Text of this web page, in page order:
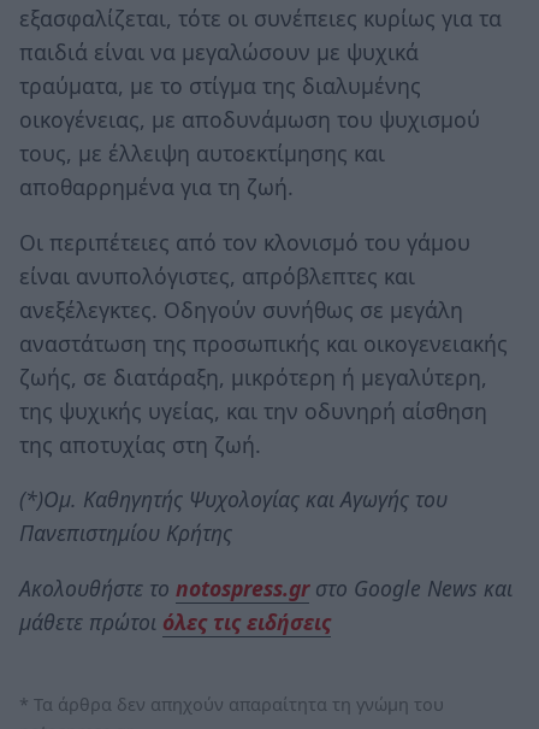
εξασφαλίζεται, τότε οι συνέπειες κυρίως για τα
παιδιά είναι να μεγαλώσουν με ψυχικά
τραύματα, με το στίγμα της διαλυμένης
οικογένειας, με αποδυνάμωση του ψυχισμού
τους, με έλλειψη αυτοεκτίμησης και
αποθαρρημένα για τη ζωή.
Οι περιπέτειες από τον κλονισμό του γάμου
είναι ανυπολόγιστες, απρόβλεπτες και
ανεξέλεγκτες. Οδηγούν συνήθως σε μεγάλη
αναστάτωση της προσωπικής και οικογενειακής
ζωής, σε διατάραξη, μικρότερη ή μεγαλύτερη,
της ψυχικής υγείας, και την οδυνηρή αίσθηση
της αποτυχίας στη ζωή.
(*)Ομ. Καθηγητής Ψυχολογίας και Αγωγής του
Πανεπιστημίου Κρήτης
Ακολουθήστε το notospress.grστο Google News και
μάθετε πρώτοι όλες τις ειδήσεις
* Τα άρθρα δεν απηχούν απαραίτητα τη γνώμη του